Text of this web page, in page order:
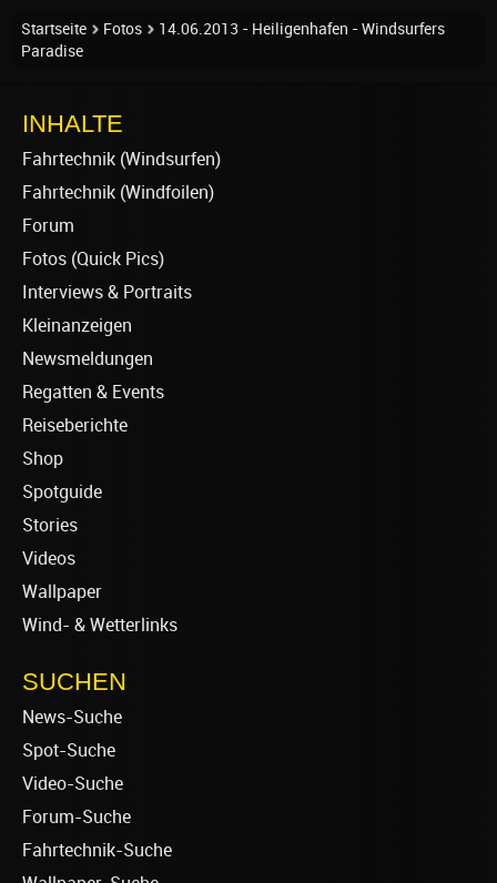
Startseite Fotos
14.06.2013 - Heiligenhafen - Windsurfers
Paradise
INHALTE
Fahrtechnik (Windsurfen)
Fahrtechnik (Windfoilen)
Forum
Fotos (Quick Pics)
Interviews & Portraits
Kleinanzeigen
Newsmeldungen
Regatten & Events
Reiseberichte
Shop
Spotguide
Stories
Videos
Wallpaper
Wind- & Wetterlinks
SUCHEN
News-Suche
Spot-Suche
Video-Suche
Forum-Suche
Fahrtechnik-Suche